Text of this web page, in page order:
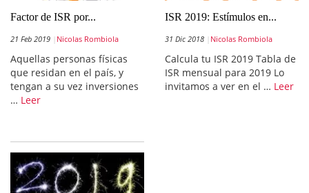
Factor de ISR por...
21 Feb 2019 Nicolas Rombiola
Aquellas personas físicas
que residan en el país, y
tengan a su vez inversiones
… Leer
ISR 2019: Estímulos en...
31 Dic 2018 Nicolas Rombiola
Calcula tu ISR 2019 Tabla de
ISR mensual para 2019 Lo
invitamos a ver en el … Leer